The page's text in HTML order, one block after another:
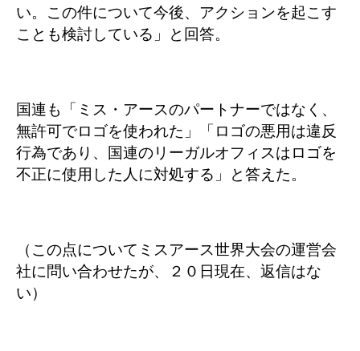
い。この件について今後、アクションを起こす
ことも検討している」と回答。
国連も「ミス・アースのパートナーではなく、
無許可でロゴを使われた」「ロゴの悪用は違反
行為であり、国連のリーガルオフィスはロゴを
不正に使用した人に対処する」と答えた。
（この点についてミスアース世界大会の運営会
社に問い合わせたが、２０日現在、返信はな
い）